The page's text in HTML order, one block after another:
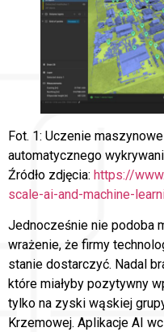
Fot. 1: Uczenie
automatycznego
Źródło zdjęcia: https://
scale-ai-and-machine-
Jednocześnie nie podoba
wrażenie, że firmy
stanie dostarczyć. Nadal
które miałyby pozytywny
tylko na zyski wąskiej
Krzemowej. Aplikacje AI